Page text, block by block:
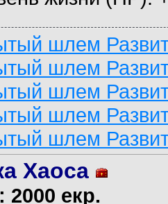
шлем
шлем
шлем
шлем
шлем
Хаоса
2000 екр.